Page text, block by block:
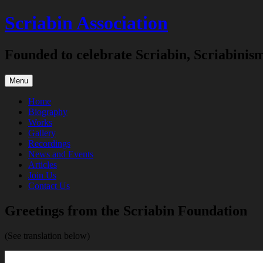
Skip
to
Scriabin Association
Founded to celebrate Scriabin,
Menu
Home
Biography
Works
Gallery
Recordings
News and Events
Articles
Join Us
Contact Us
Greetings from the Scriabin Foundation
(See translation below)